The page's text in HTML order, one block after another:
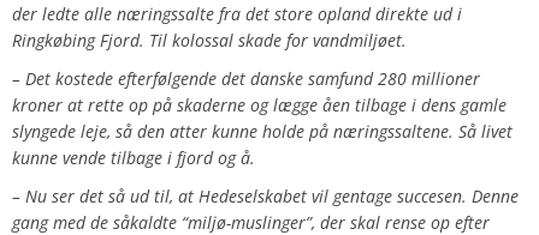
der ledte alle næringssalte fra det store opland direkte ud i
Ringkøbing Fjord. Til kolossal skade for vandmiljøet.
– Det kostede efterfølgende det danske samfund 280 millioner
kroner at rette op på skaderne og lægge åen tilbage i dens gamle
slyngede leje, så den atter kunne holde på næringssaltene. Så livet
kunne vende tilbage i fjord og å.
– Nu ser det så ud til, at Hedeselskabet vil gentage succesen. Denne
gang med de såkaldte “miljø-muslinger”, der skal rense op efter